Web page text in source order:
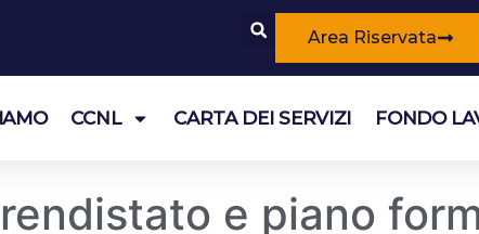
Area Riservata
CCNL CARTA DEI SERVIZI FONDO
e piano